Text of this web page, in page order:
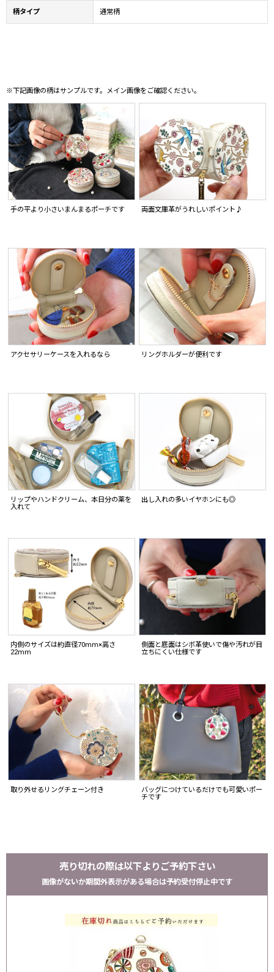
柄タイプ 通常柄
※下記画像の柄はサンプルです。メイン画像をご確認ください。
手の平より小さいまんまるポーチです 両面文庫革がうれしいポイント♪
アクセサリーケースを入れるなら リングホルダーが便利です
リップやハンドクリーム、本日分の薬を
入れて
出し入れの多いイヤホンにも◎
内側のサイズは約直径70mm×高さ
22mm
側面と底面はシボ革使いで傷や汚れが目
立ちにくい仕様です
取り外せるリングチェーン付き
バッグにつけているだけでも可愛いポー
チです
売り切れの際は以下よりご予約下さい
画像がないか期間外表示がある場合は予約受付停止中です